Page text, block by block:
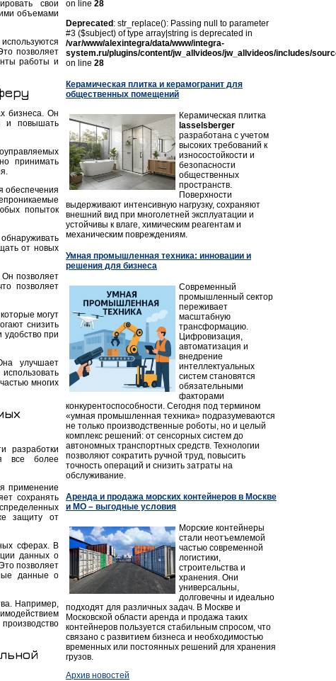
свои
объемами
позволяет
работы и
бизнеса. Он
и повышать
принимать
обеспечения
попыток
от новых
позволяет
позволяет
могут
снизить
при
улучшает
многих
разработки
все более
применение
сохранять
защиту от
сферах. В
данных о
позволяет
данные о
Например,
on line 28
Deprecated : str_replace(): Passing null to parameter
#3 ($subject) of type array|string is deprecated in
/var/www/alexintegra/data/www/integra-
system.ru/plugins/content/jw_allvideos/jw_allvideos/includes/
on line 28
Керамическая плитка и керамогранит для
общественных помещений
Керамическая плитка
lasselsberger
разработана с учетом
высоких требований к
износостойкости и
безопасности
общественных
пространств.
Поверхности
выдерживают интенсивную нагрузку, сохраняют
внешний вид при многолетней эксплуатации и
устойчивы к влаге, химическим реагентам и
механическим повреждениям.
Умная промышленная техника: инновации и
решения для бизнеса
Современный
промышленный сектор
переживает
масштабную
трансформацию.
Цифровизация,
автоматизация и
внедрение
интеллектуальных
систем становятся
обязательными
факторами
конкурентоспособности. Сегодня под термином
«умная промышленная техника» подразумеваются
не только производственные роботы, но и целый
комплекс решений: от сенсорных систем до
автономных транспортных средств. Технологии
позволяют сократить ручной труд, повысить
точность операций и снизить затраты на
обслуживание.
Аренда и продажа морских контейнеров в Москве
и МО – выгодные условия
Морские контейнеры
стали неотъемлемой
частью современной
логистики,
строительства и
хранения. Они
универсальны,
долговечны и идеально
подходят для различных задач. В Москве и
Московской области аренда и продажа таких
контейнеров пользуется стабильным спросом, что
связано с развитием бизнеса и необходимостью
временных или постоянных решений для хранения
грузов.
Архив новостей